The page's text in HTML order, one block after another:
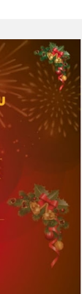
usia. Namun,
Univar Solutions LLC
H.M.
di Pasar
Plastik, dan
Serikat
pasok di
memadukan
dan hubungan
kepercayaan
04, 2026 ...